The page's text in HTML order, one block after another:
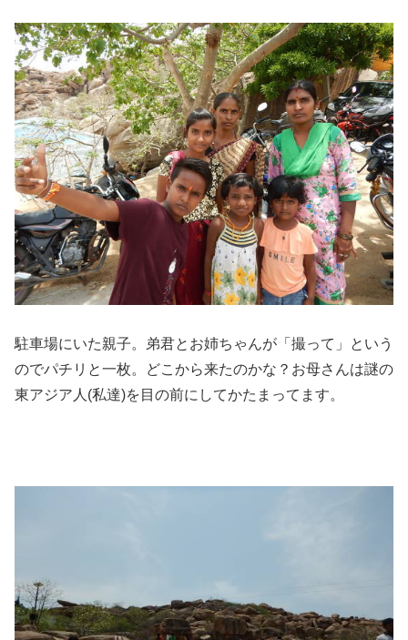
駐車場にいた親子。弟君とお姉ちゃんが「撮って」という
のでパチリと一枚。どこから来たのかな？お母さんは謎の
東アジア人(私達)を目の前にしてかたまってます。